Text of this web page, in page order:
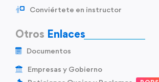
Conviértete en instructor
Otros Enlaces
Documentos
Empresas y Gobierno